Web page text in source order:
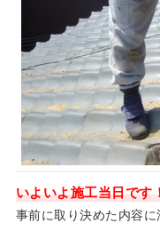
いよいよ施工当日です
事前に取り決めた内容に